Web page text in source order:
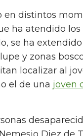
en distintos
ha atendido
se ha
y zonas
localizar al
el de una joven